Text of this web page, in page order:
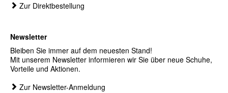
Zur Direktbestellung
Newsletter
Bleiben Sie immer auf dem neuesten Stand!
Mit unserem Newsletter informieren wir Sie über neue Schuhe,
Vorteile und Aktionen.
Zur Newsletter-Anmeldung